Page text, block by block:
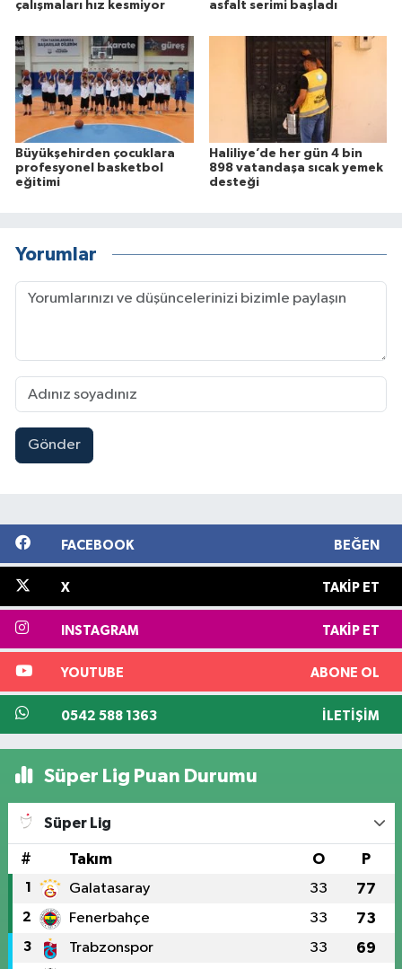
çalışmaları hız kesmiyor asfalt serimi başladı
Büyükşehirden çocuklara
profesyonel basketbol
eğitimi
Haliliye’de her gün 4 bin
898 vatandaşa sıcak yemek
desteği
Yorumlar
Gönder
FACEBOOK BEĞEN
X TAKIP ET
INSTAGRAM TAKIP ET
YOUTUBE ABONE OL
0542 588 1363 İLETIŞIM
Süper Lig Puan Durumu
Süper Lig
# Takım O P
1 Galatasaray 33 77
2 Fenerbahçe 33 73
3 Trabzonspor 33 69